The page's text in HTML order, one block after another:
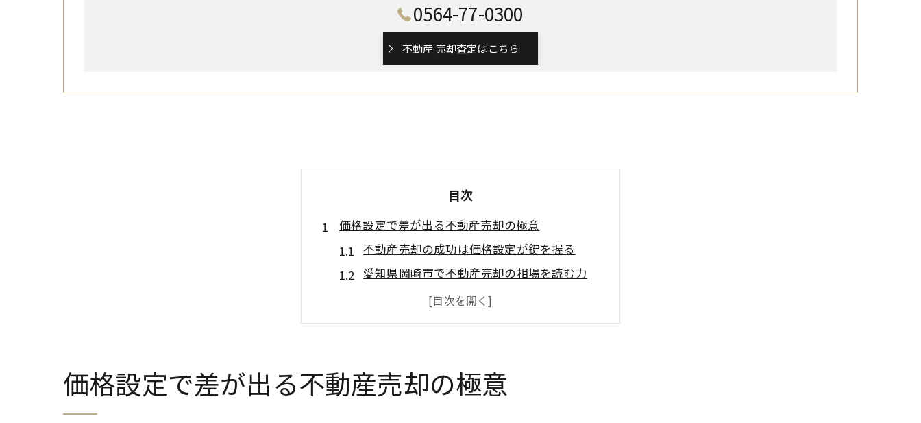
0564-77-0300
不動産 売却査定はこちら
目次
価格設定で差が出る不動産売却の極意
不動産売却の成功は価格設定が鍵を握る
愛知県岡崎市で不動産売却の相場を読む力
査定根拠を比較した価格設定の実践法
不動産売却における市場分析の重要性
納得のいく不動産売却は相場分析から
不動産売却の相場分析で適正価格を見抜く
価格設定で差が出る不動産売却の極意